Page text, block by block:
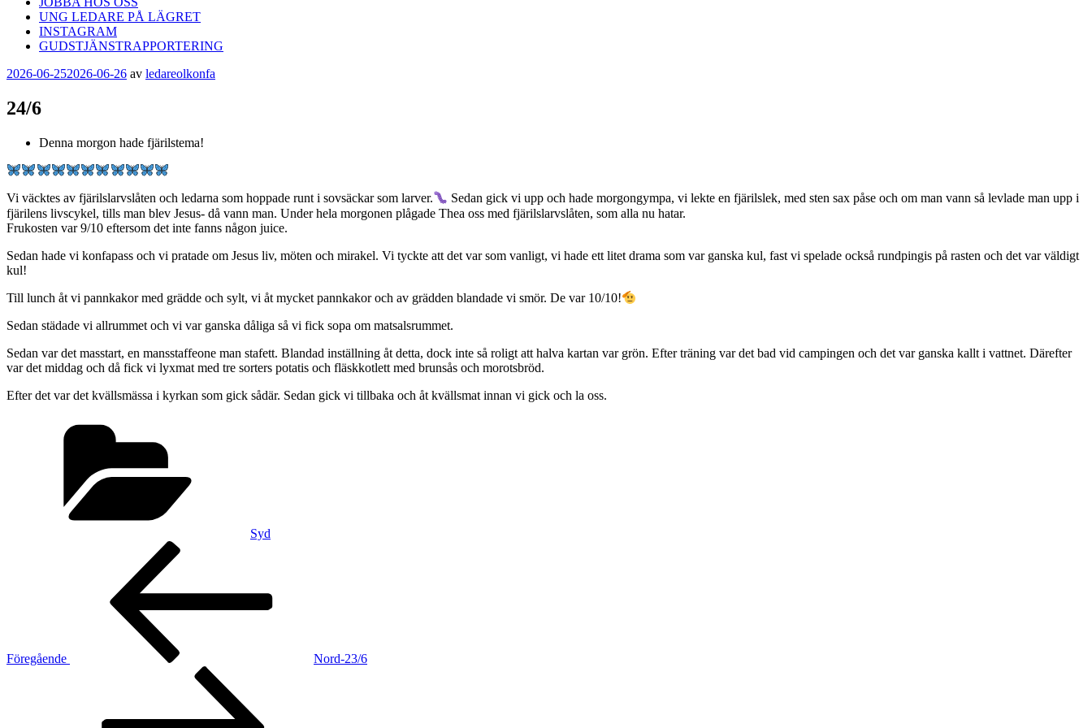
UNG LEDARE PÅ LÄGRET
INSTAGRAM
GUDSTJÄNSTRAPPORTERING
Publicerat
2026-06-252026-06-26 av ledareolkonfa
24/6
Denna morgon hade fjärilstema!
Vi väcktes av fjärilslarvslåten och ledarna som hoppade runt i sovsäckar som larver.
Sedan gick vi upp och hade morgongympa, vi lekte en fjärilslek, med sten sax påse och om man vann så levlade man upp i
fjärilens livscykel, tills man blev Jesus- då vann man. Under hela morgonen plågade Thea oss med fjärilslarvslåten, som alla nu hatar.
Frukosten var 9/10 eftersom det inte fanns någon juice.
Sedan hade vi konfapass och vi pratade om Jesus liv, möten och mirakel. Vi tyckte att det var som vanligt, vi hade ett litet drama som var ganska kul, fast vi spelade också rundpingis på rasten och det var väldigt
kul!
Till lunch åt vi pannkakor med grädde och sylt, vi åt mycket pannkakor och av grädden blandade vi smör. De var 10/10!
Sedan städade vi allrummet och vi var ganska dåliga så vi fick sopa om matsalsrummet.
Sedan var det masstart, en mansstaffeone man stafett. Blandad inställning åt detta, dock inte så roligt att halva kartan var grön. Efter träning var det bad vid campingen och det var ganska kallt i vattnet. Därefter
var det middag och då fick vi lyxmat med tre sorters potatis och fläskkotlett med brunsås och morotsbröd.
Efter det var det kvällsmässa i kyrkan som gick sådär. Sedan gick vi tillbaka och åt kvällsmat innan vi gick och la oss.
Syd
Inläggsnavigering
Föregående
Nord-23/6